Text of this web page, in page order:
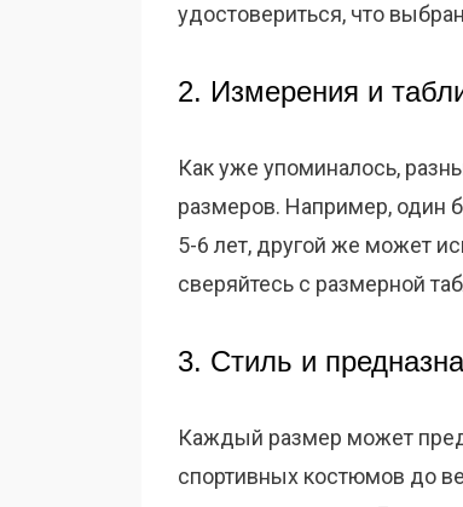
удостовериться, что
2. Измерения и
Как уже упоминалось,
размеров. Например, один
5-6 лет, другой же может
сверяйтесь с размерной
3. Стиль и
Каждый размер может
спортивных костюмов до